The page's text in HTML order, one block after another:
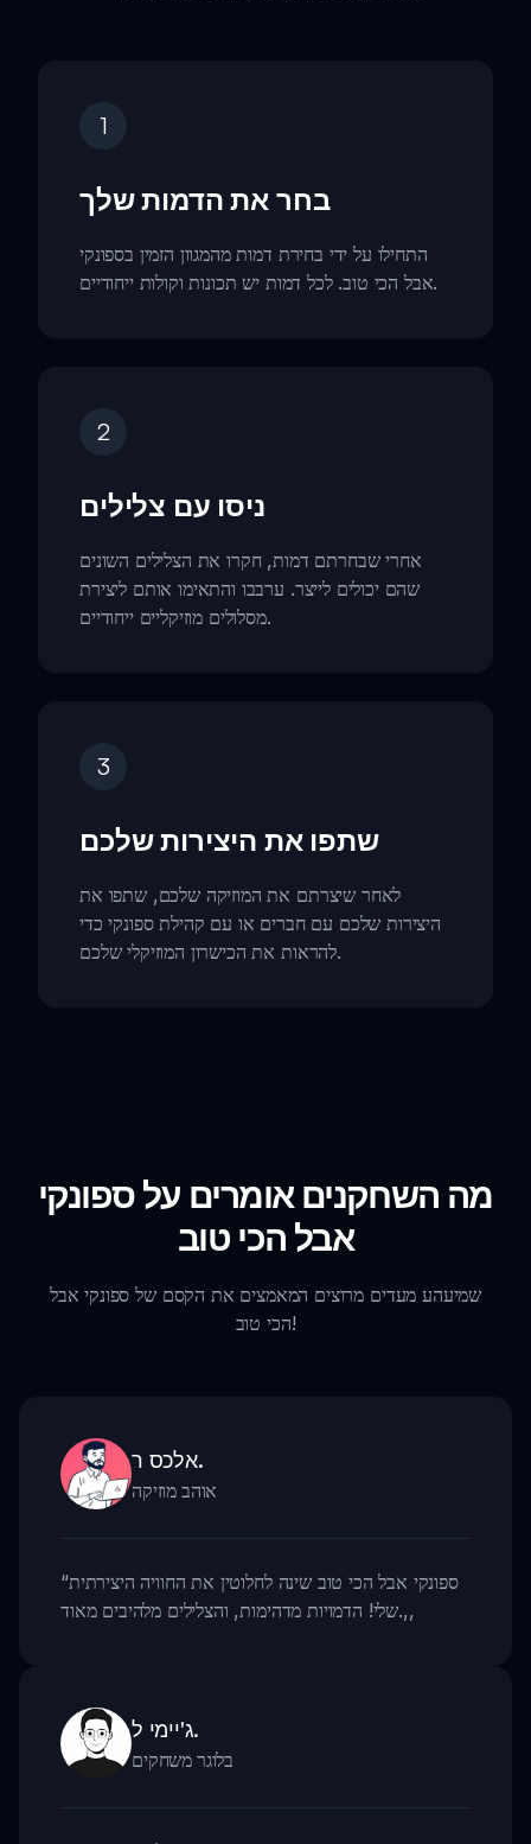
1
בחר את הדמות שלך
התחילו על ידי בחירת דמות מהמגוון הזמין בספונקי
אבל הכי טוב. לכל דמות יש תכונות וקולות ייחודיים.
2
ניסו עם צלילים
אחרי שבחרתם דמות, חקרו את הצלילים השונים
שהם יכולים לייצר. ערבבו והתאימו אותם ליצירת
מסלולים מוזיקליים ייחודיים.
3
שתפו את היצירות שלכם
לאחר שיצרתם את המוזיקה שלכם, שתפו את
היצירות שלכם עם חברים או עם קהילת ספונקי כדי
להראות את הכישרון המוזיקלי שלכם.
מה השחקנים אומרים על ספונקי
אבל הכי טוב
שמיעהע מעדים מרוצים המאמצים את הקסם של ספונקי אבל
הכי טוב!
אלכס ר.
אוהב מוזיקה
“ספונקי אבל הכי טוב שינה לחלוטין את החוויה היצירתית
שלי! הדמויות מדהימות, והצלילים מלהיבים מאוד.,,
ג'יימי ל.
בלוגר משחקים